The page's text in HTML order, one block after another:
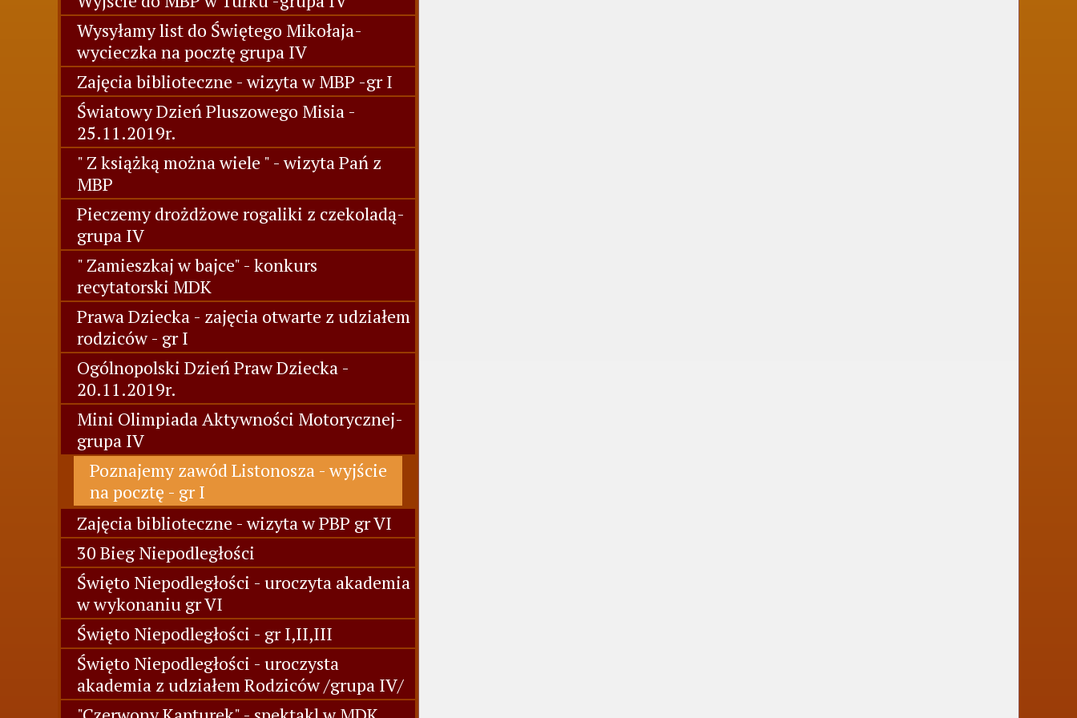
Wysyłamy list do Świętego Mikołaja-
wycieczka na pocztę grupa IV
Zajęcia biblioteczne - wizyta w MBP -gr I
Światowy Dzień Pluszowego Misia -
25.11.2019r.
" Z książką można wiele " - wizyta Pań z
MBP
Pieczemy drożdżowe rogaliki z czekoladą-
grupa IV
" Zamieszkaj w bajce" - konkurs
recytatorski MDK
Prawa Dziecka - zajęcia otwarte z udziałem
rodziców - gr I
Ogólnopolski Dzień Praw Dziecka -
20.11.2019r.
Mini Olimpiada Aktywności Motorycznej-
grupa IV
Poznajemy zawód Listonosza - wyjście
na pocztę - gr I
Zajęcia biblioteczne - wizyta w PBP gr VI
30 Bieg Niepodległości
Święto Niepodległości - uroczyta akademia
w wykonaniu gr VI
Święto Niepodległości - gr I,II,III
Święto Niepodległości - uroczysta
akademia z udziałem Rodziców /grupa IV/